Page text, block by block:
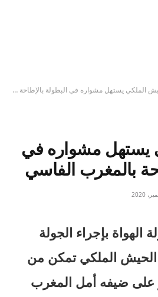
الملكي يستهل مشواره في البطولة بالإطاحة بالمغرب الفاسي
يستهل مشواره في
بالمغرب الفاسي
بإجراء الجولة
الحيش الملكي تمكن من
على ضيفه أمل المغرب